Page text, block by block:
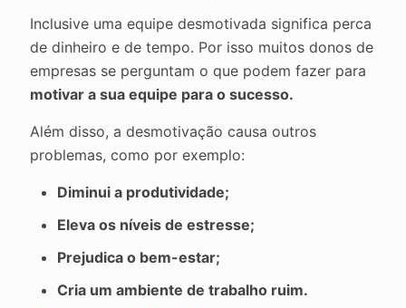
Inclusive uma equipe desmotivada significa perca
de dinheiro e de tempo. Por isso muitos donos de
empresas se perguntam o que podem fazer para
motivar a sua equipe para o sucesso.
Além disso, a desmotivação causa outros
problemas, como por exemplo:
Diminui a produtividade;
Eleva os níveis de estresse;
Prejudica o bem-estar;
Cria um ambiente de trabalho ruim.